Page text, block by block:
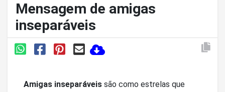
Mensagem de amigas
inseparáveis
Amigas inseparáveis são como estrelas que